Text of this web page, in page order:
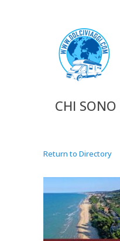
CHI
Return to Directory